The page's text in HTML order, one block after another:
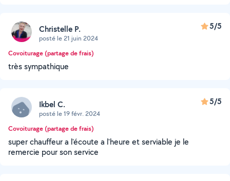
Christelle P.
posté le 21 juin 2024
5/5
Covoiturage (partage de frais)
très sympathique
Ikbel C.
posté le 19 févr. 2024
5/5
Covoiturage (partage de frais)
super chauffeur a l'écoute a l'heure et serviable je le
remercie pour son service